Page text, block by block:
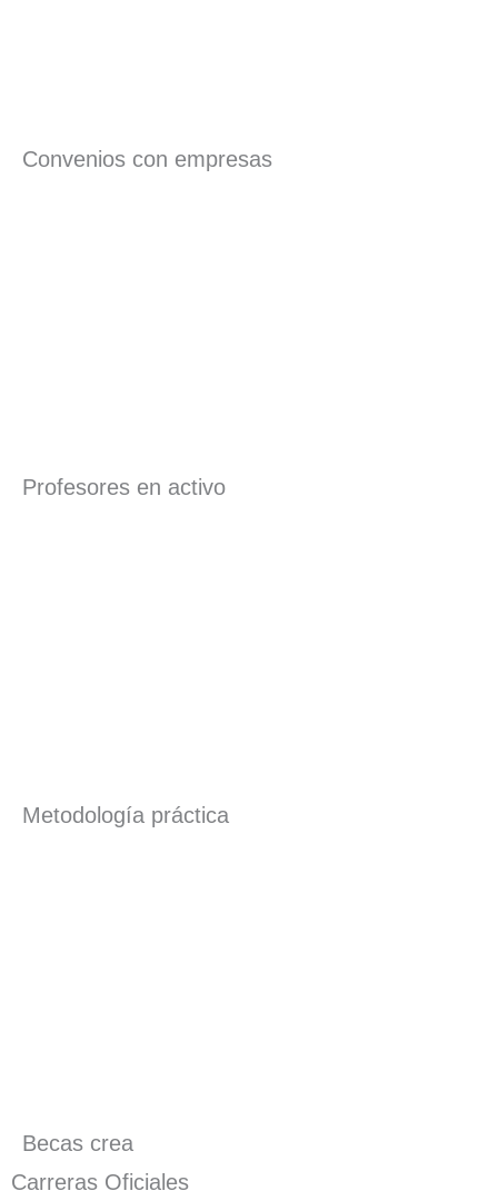
Convenios con empresas
Profesores en activo
Metodología práctica
Becas crea
Carreras Oficiales